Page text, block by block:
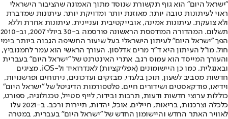
"ישראל היום" הוא גוף תקשורת שנוסד מתוך האמונה שהציבור הישראלי
ראוי לעיתונות טובה יותר, מאוזנת יותר ומדויקת יותר. עיתונות שמדברת
ולא צועקת. עיתונות אמינה, אובייקטיבית ועניינית. עיתונות אחרת וללא
תשלום. המהדורה המודפסת הראשונה פורסמה ב-30 ביולי 2007, וב-2010
הפך "ישראל היום" לעיתון הישראלי בעל שיעור החשיפה הגבוה ביותר בימי
חול. מו"ל העיתון היא ד"ר מרים אדלסון. העורך הראשי הוא עמר לחמנוביץ,
והעורך המייסד הוא עמוס רגב. אתרי האינטרנט של "ישראל היום" בעברית
ובאנגלית, כמו כן היישומונים (אפליקציות) לאנדרואיד ול-iOS, מציגים
חדשות מסביב לשעון, תוכן בלעדי, מבזקים ועדכונים, ניתוחים ופרשנויות,
וידיאו, פודקאסטים ושידורים חיים. פלטפורמות הדיגיטל של "ישראל היום"
כוללות ערוצי חדשות ודעות, תרבות ובידור, לייף סטייל, טכנולוגיה, ספורט,
כלכלה וצרכנות, בריאות, חיילים, אוכל, יהדות, תיירות ורכב. ב-2021 עלו
לאוויר האתר החדש והיישומון החדש של "ישראל היום" בעברית, במטרה